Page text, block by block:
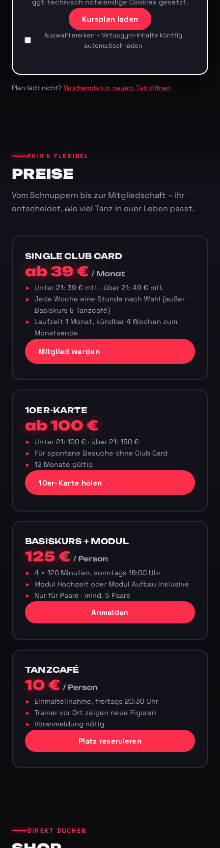
ggf. technisch notwendige Cookies gesetzt.
Kursplan laden
Auswahl merken – Virtuagym-Inhalte künftig
automatisch laden
Plan lädt nicht? Wochenplan in neuem Tab öffnen
FAIR & FLEXIBEL
PREISE
Vom Schnuppern bis zur Mitgliedschaft – ihr
entscheidet, wie viel Tanz in euer Leben passt.
SINGLE CLUB CARD
ab 39 €/ Monat
Unter 21: 39 € mtl. · über 21: 49 € mtl.
Jede Woche eine Stunde nach Wahl (außer
Basiskurs & Tanzcafé)
Laufzeit 1 Monat, kündbar 4 Wochen zum
Monatsende
Mitglied werden
10ER-KARTE
ab 100 €
Unter 21: 100 € · über 21: 150 €
Für spontane Besuche ohne Club Card
12 Monate gültig
10er-Karte holen
BASISKURS + MODUL
125 €/ Person
4 × 120 Minuten, sonntags 16:00 Uhr
Modul Hochzeit oder Modul Aufbau inklusive
Nur für Paare · mind. 5 Paare
Anmelden
TANZCAFÉ
10 €/ Person
Einmalteilnahme, freitags 20:30 Uhr
Trainer vor Ort zeigen neue Figuren
Voranmeldung nötig
Platz reservieren
DIREKT BUCHEN